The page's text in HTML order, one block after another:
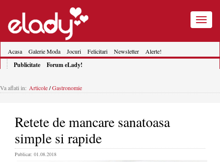
Toggle
Acasa Galerie Moda Jocuri Felicitari Newsletter Alerte!
Publicitate Forum eLady!
Va aflati in: Articole/Gastronomie
Retete de mancare sanatoasa
simple si rapide
Publicat: 01.08.2018